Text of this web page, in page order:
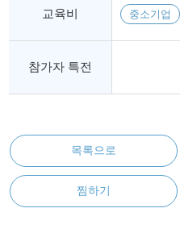
교육비 중소기업
참가자 특전
목록으로
찜하기